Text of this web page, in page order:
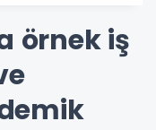
örnek iş